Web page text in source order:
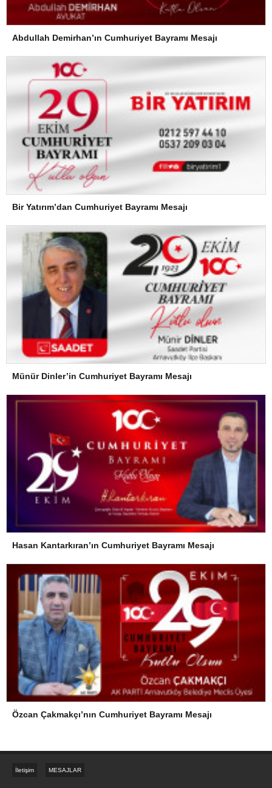
Abdullah Demirhan’ın Cumhuriyet Bayramı Mesajı
Bir Yatırım’dan Cumhuriyet Bayramı Mesajı
Münür Dinler’in Cumhuriyet Bayramı Mesajı
Hasan Kantarkıran’ın Cumhuriyet Bayramı Mesajı
Özcan Çakmakçı’nın Cumhuriyet Bayramı Mesajı
İletişim MESAJLAR